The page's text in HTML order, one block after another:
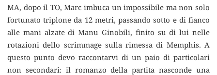
MA, dopo il TO, Marc imbuca un impossibile ma non solo
fortunato triplone da 12 metri, passando sotto e di fianco
alle mani alzate di Manu Ginobili, finito su di lui nelle
rotazioni dello scrimmage sulla rimessa di Memphis. A
questo punto devo raccontarvi di un paio di particolari
non secondari: il romanzo della partita nasconde una